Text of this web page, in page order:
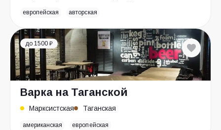
европейская авторская
до 1500 ₽
Варка на Таганской
Марксистская Таганская
американская европейская